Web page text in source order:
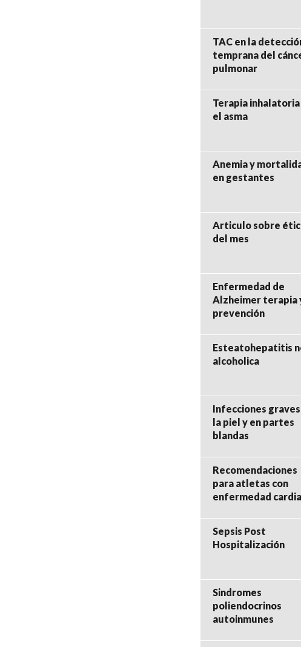
TAC en la
temprana del
pulmonar
Terapia inhalatoria
el asma
Anemia y
en gestantes
Articulo sobre
del mes
Enfermedad de
Alzheimer terapia
prevención
Esteatohepatitis
alcoholica
Infecciones
la piel y en partes
blandas
Recomendaciones
para atletas con
enfermedad
Sepsis Post
Hospitalización
Sindromes
poliendocrinos
autoinmunes